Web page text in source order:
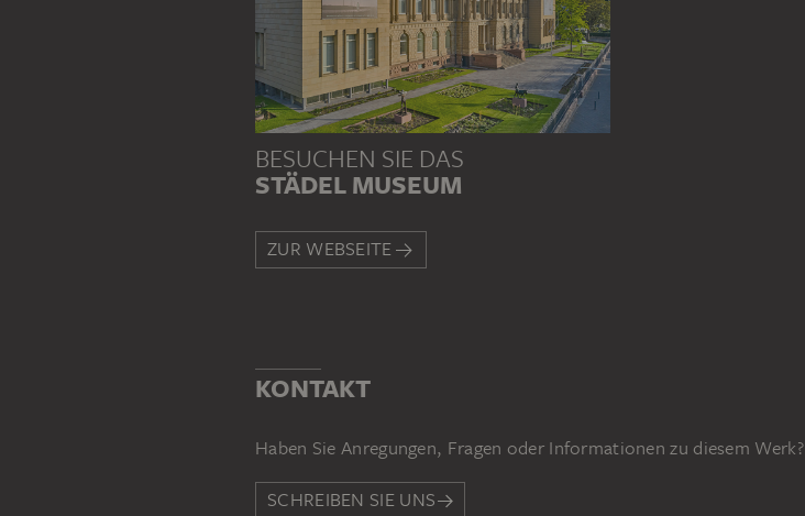
BESUCHEN SIE DAS
STÄDEL MUSEUM
ZUR WEBSEITE
KONTAKT
Haben Sie Anregungen, Fragen oder Informationen zu diesem Werk?
SCHREIBEN SIE UNS